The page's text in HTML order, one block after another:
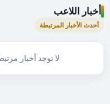
أخبار اللاعب
أحدث الأخبار المرتبطة
لا توجد أخبار